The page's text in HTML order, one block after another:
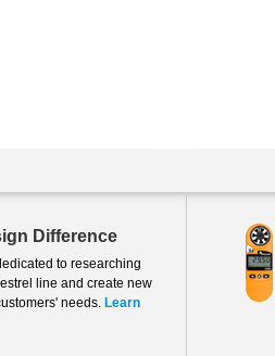
于检查供暖和空调系统。快速检查温暖或
室时，他们写报告的评论。
Difference
to researching
line and create new
needs. Learn